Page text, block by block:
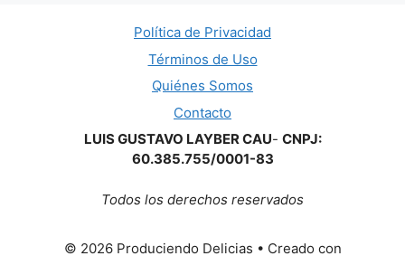
Política de Privacidad
Términos de Uso
Quiénes Somos
Contacto
LUIS GUSTAVO LAYBER CAU- CNPJ:
60.385.755/0001-83
Todos los derechos reservados
© 2026 Produciendo Delicias • Creado con